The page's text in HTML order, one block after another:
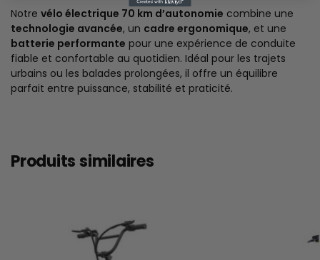
Notre vélo électrique 70 km d’autonomie combine une
technologie avancée, un cadre ergonomique, et une
batterie performante pour une expérience de conduite
fiable et confortable au quotidien. Idéal pour les trajets
urbains ou les balades prolongées, il offre un équilibre
parfait entre puissance, stabilité et praticité.
Produits similaires